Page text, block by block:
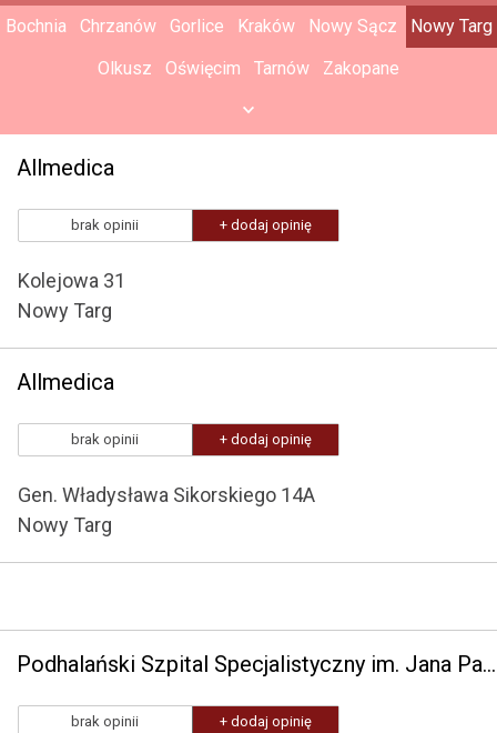
Bochnia Chrzanów Gorlice Kraków Nowy Sącz
Nowy Targ
Olkusz
Oświęcim Tarnów Zakopane
Allmedica
brak opinii + dodaj opinię
Kolejowa 31
Nowy Targ
Allmedica
brak opinii + dodaj opinię
Gen. Władysława Sikorskiego 14A
Nowy Targ
Podhalański Szpital Specjalistyczny im. Jana Pawła II w Nowym Targu
brak opinii + dodaj opinię